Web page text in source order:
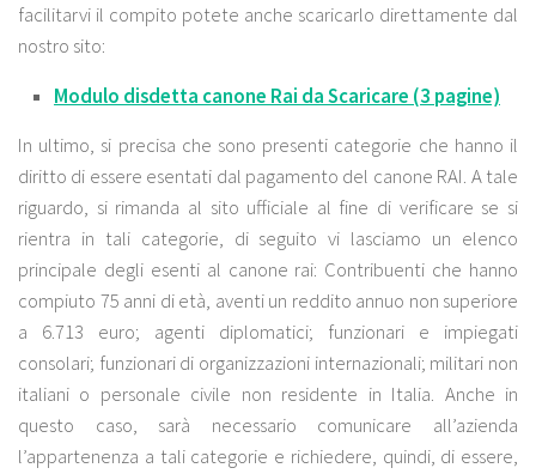
facilitarvi il compito potete anche scaricarlo direttamente dal
nostro sito:
Modulo disdetta canone Rai da Scaricare (3 pagine)
In ultimo, si precisa che sono presenti categorie che hanno il
diritto di essere esentati dal pagamento del canone RAI. A tale
riguardo, si rimanda al sito ufficiale al fine di verificare se si
rientra in tali categorie, di seguito vi lasciamo un elenco
principale degli esenti al canone rai: Contribuenti che hanno
compiuto 75 anni di età, aventi un reddito annuo non superiore
a 6.713 euro; agenti diplomatici; funzionari e impiegati
consolari; funzionari di organizzazioni internazionali; militari non
italiani o personale civile non residente in Italia. Anche in
questo caso, sarà necessario comunicare all’azienda
l’appartenenza a tali categorie e richiedere, quindi, di essere,